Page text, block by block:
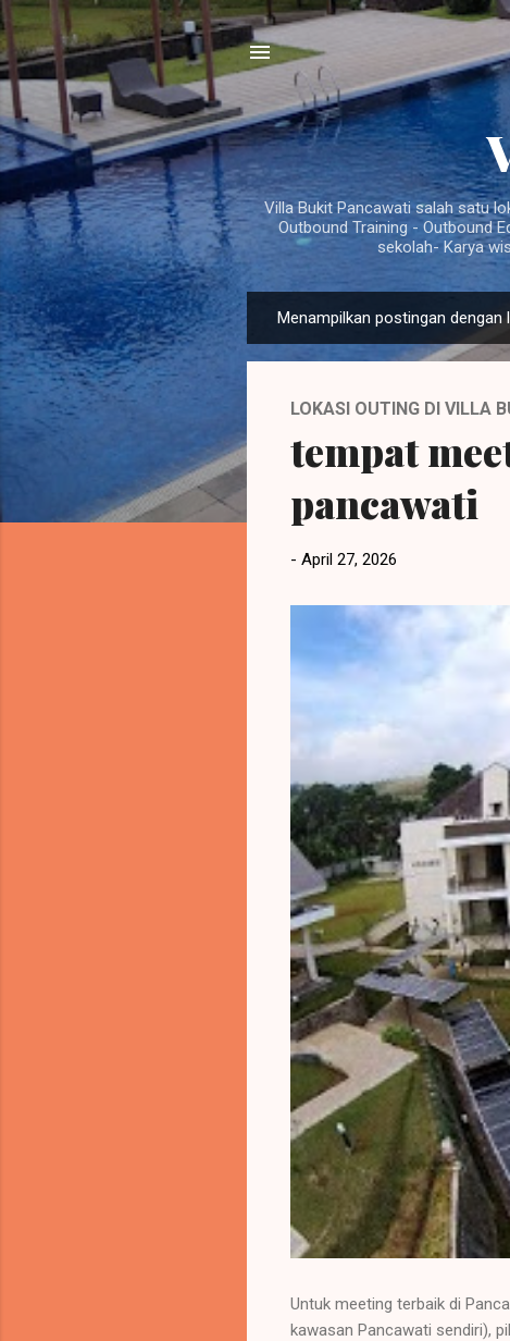
Villa Bukit Pancawati salah satu
Outbound Training - Outbound
sekolah- Karya
s
Menampilkan postingan dengan
LOKASI OUTING DI VILLA
tempat
pancawati
- April 27, 2026
Untuk meeting terbaik di
kawasan Pancawati sendiri),